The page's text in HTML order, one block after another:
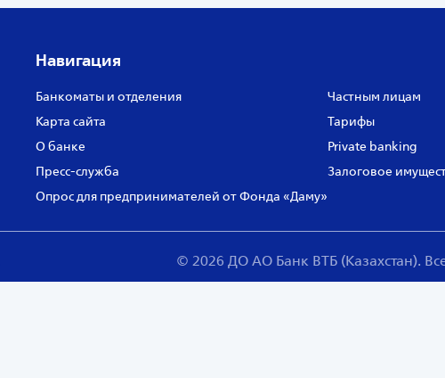
Навигация
Банкоматы и отделения
Карта сайта
О банке
Пресс‑служба
Опрос для предпринимателей от Фонда «Даму»
Частным лицам
Тарифы
Private banking
Залоговое
© 2026 ДО АО Банк ВТБ (Казахстан).